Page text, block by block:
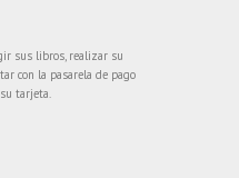
sus libros, realizar su
con la pasarela de pago
tarjeta.